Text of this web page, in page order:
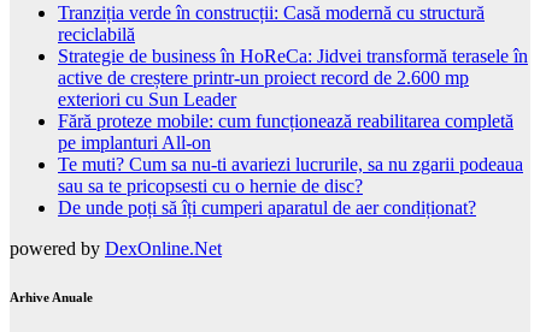
Tranziția verde în construcții: Casă modernă cu structură
reciclabilă
Strategie de business în HoReCa: Jidvei transformă terasele în
active de creștere printr-un proiect record de 2.600 mp
exteriori cu Sun Leader
Fără proteze mobile: cum funcționează reabilitarea completă
pe implanturi All-on
Te muti? Cum sa nu-ti avariezi lucrurile, sa nu zgarii podeaua
sau sa te pricopsesti cu o hernie de disc?
De unde poți să îți cumperi aparatul de aer condiționat?
powered by DexOnline.Net
Arhive Anuale